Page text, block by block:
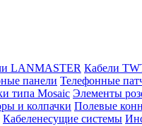
LANMASTER Кабели
панели Телефонные
типа Mosaic Элементы
и колпачки Полевые
Кабеленесущие системы